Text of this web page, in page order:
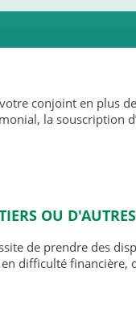
conjoint en plus
la souscription
OU
de prendre des
difficulté financière,